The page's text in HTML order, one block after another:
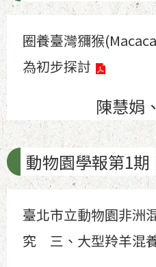
圈養臺灣獼猴
為初步探討
陳慧娟
動物園學報第1期
臺北市立動物園非洲
究 三、大型羚羊混